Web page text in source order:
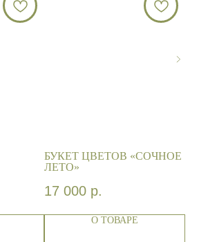
БУКЕТ ЦВЕТОВ «СОЧНОЕ
ЛЕТО»
17 000 р.
О ТОВАРЕ